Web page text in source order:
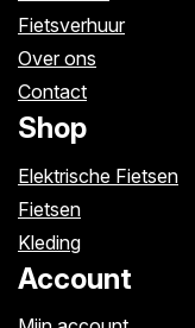
Fietsverhuur
Over ons
Contact
Shop
Elektrische Fietsen
Fietsen
Kleding
Account